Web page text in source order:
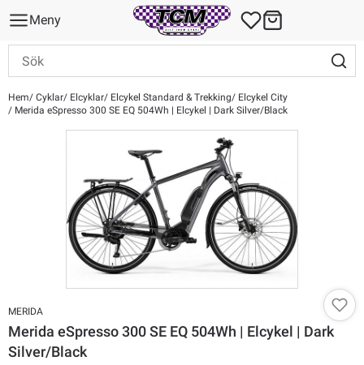
Meny
Hem Cyklar Elcyklar Elcykel Standard & Trekking
Elcykel City
Merida eSpresso 300 SE EQ 504Wh | Elcykel | Dark Silver/Black
MERIDA
Merida eSpresso 300 SE EQ 504Wh | Elcykel | Dark
Silver/Black